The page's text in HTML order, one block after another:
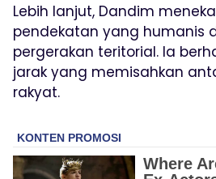
Lebih lanjut, Dandim
pendekatan yang humanis
pergerakan teritorial. Ia
jarak yang memisahkan
rakyat.